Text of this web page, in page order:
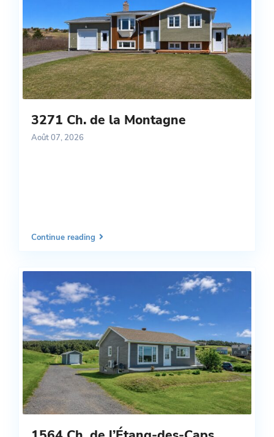
3271 Ch. de la Montagne
Août 07, 2026
Continue reading